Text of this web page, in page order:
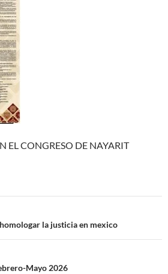
EL CONGRESO DE NAYARIT
la justicia en mexico
Mayo 2026